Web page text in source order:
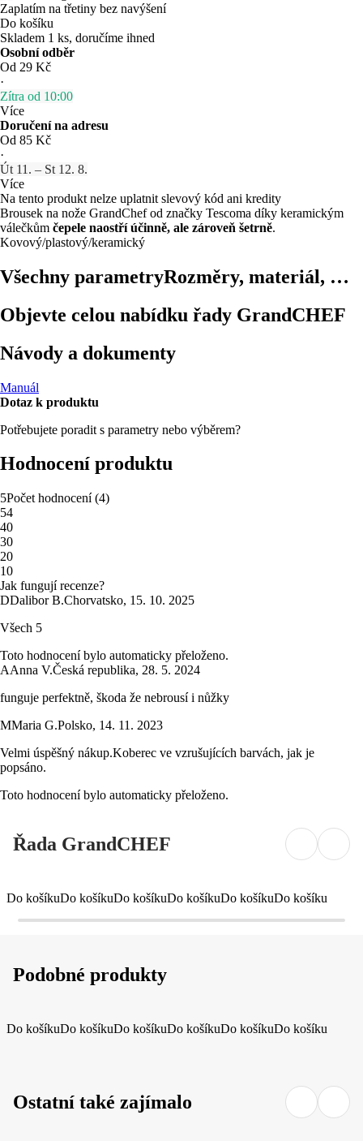
Zaplatím na třetiny bez navýšení
Do košíku
Skladem 1 ks, doručíme ihned
Osobní odběr
Od 29 Kč
·
Zítra od 10:00
Více
Doručení na adresu
Od 85 Kč
·
Út 11. – St 12. 8.
Více
Na tento produkt nelze uplatnit slevový kód ani kredity
Brousek na nože GrandChef od značky Tescoma díky keramickým
válečkům čepele naostří účinně, ale zároveň šetrně.
Kovový/plastový/keramický
Všechny parametryRozměry, materiál, …
Objevte celou nabídku řady GrandCHEF
Návody a dokumenty
Manuál
Dotaz k produktu
Potřebujete poradit s parametry nebo výběrem?
Hodnocení produktu
5Počet hodnocení(4)
54
40
30
20
10
Jak fungují recenze?
DDalibor B.Chorvatsko, 15. 10. 2025
Všech 5
Toto hodnocení bylo automaticky přeloženo.
AAnna V.Česká republika, 28. 5. 2024
funguje perfektně, škoda že nebrousí i nůžky
MMaria G.Polsko, 14. 11. 2023
Velmi úspěšný nákup.Koberec ve vzrušujících barvách, jak je
popsáno.
Toto hodnocení bylo automaticky přeloženo.
Řada GrandCHEF
Do košíkuDo košíkuDo košíkuDo košíkuDo košíkuDo košíku
Podobné produkty
Do košíkuDo košíkuDo košíkuDo košíkuDo košíkuDo košíku
Ostatní také zajímalo